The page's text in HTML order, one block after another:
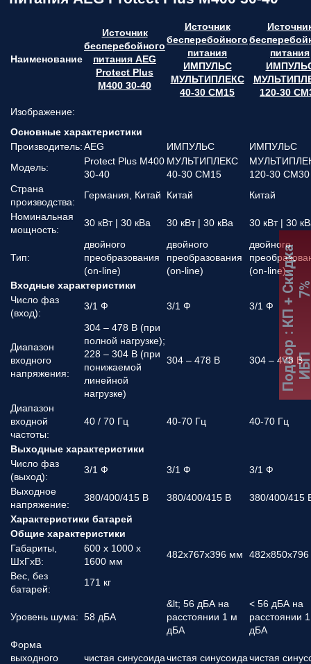
Наименование
Источник
бесперебойного
питания AEG
Protect Plus
M400 30-40
Источник
бесперебойного
питания
ИМПУЛЬС
МУЛЬТИПЛЕКС
40-30 СМ15
питания
120-30
Изображение:
Основные характеристики
Производитель:AEG ИМПУЛЬС
ИМПУЛЬС
Модель:
Protect Plus M400
30-40
МУЛЬТИПЛЕКС
40-30 СМ15
120-30 СМ30
Страна
производства:
Германия, Китай Китай
Китай
Номинальная
мощность:
30 кВт | 30 кВа 30 кВт | 30 кВа 30 кВт | 30
Тип:
двойного
преобразования
(on-line)
двойного
преобразования
(on-line)
двойного
(on-line)
Входные характеристики
Число фаз
(вход):
3/1 Ф 3/1 Ф 3/1 Ф
Диапазон
входного
напряжения:
304 – 478 В (при
полной нагрузке);
228 – 304 В (при
понижаемой
линейной
нагрузке)
304 – 478 В 304 – 478 В
Диапазон
входной
частоты:
40 / 70 Гц 40-70 Гц 40-70 Гц
Выходные характеристики
Число фаз
(выход):
3/1 Ф 3/1 Ф
3/1 Ф
Выходное
напряжение:
380/400/415 В 380/400/415 В
380/400/415
Характеристики батарей
Общие характеристики
Габариты,
ШхГхВ:
600 x 1000 x
1600 мм
482х767х396 мм
Вес, без
батарей:
171 кг
Уровень шума: 58 дБА
&lt; 56 дБА на
расстоянии 1 м
дБА
< 56 дБА на
расстоянии
дБА
Форма
выходного
чистая синусоидачистая синусоидачистая
Подбор
:
К
П
+
С
к
и
д
к
а
7